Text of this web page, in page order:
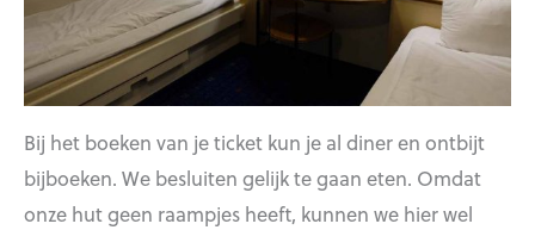
Bij het boeken van je ticket kun je al diner en ontbijt
bijboeken. We besluiten gelijk te gaan eten. Omdat
onze hut geen raampjes heeft, kunnen we hier wel